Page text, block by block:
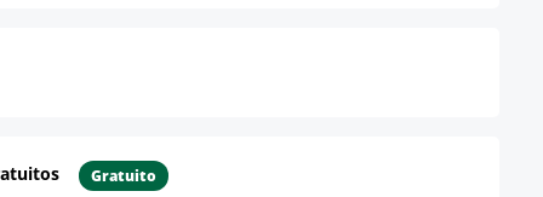
Gratuito